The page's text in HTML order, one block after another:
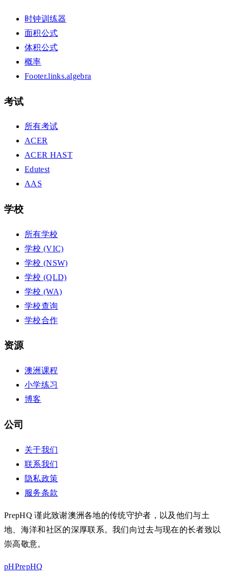
时钟训练器
面积公式
体积公式
概率
Footer.links.algebra
考试
所有考试
ACER
ACER HAST
Edutest
AAS
学校
所有学校
学校 (VIC)
学校 (NSW)
学校 (QLD)
学校 (WA)
学校查询
学校合作
资源
澳洲课程
小学练习
博客
公司
关于我们
联系我们
隐私政策
服务条款
PrepHQ 谨此致谢澳洲各地的传统守护者，以及他们与土
地、海洋和社区的深厚联系。我们向过去与现在的长者致以
崇高敬意。
pHPrepHQ